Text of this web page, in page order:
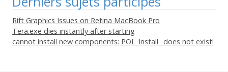
Rift Graphics Issues on Retina MacBook Pro
Tera.exe dies instantly after starting
cannot install new components: POL_Install_ does not exist!